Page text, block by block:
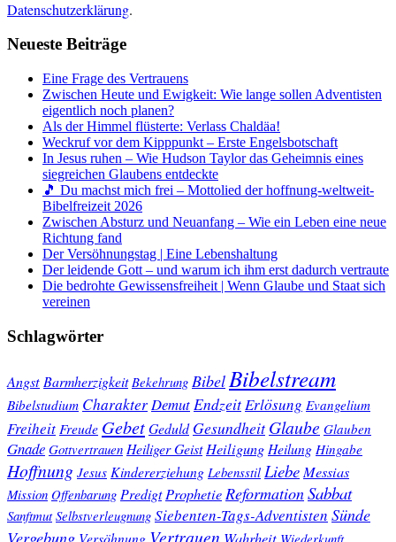
Datenschutzerklärung.
Neueste Beiträge
Eine Frage des Vertrauens
Zwischen Heute und Ewigkeit: Wie lange sollen Adventisten
eigentlich noch planen?
Als der Himmel flüsterte: Verlass Chaldäa!
Weckruf vor dem Kipppunkt – Erste Engelsbotschaft
In Jesus ruhen – Wie Hudson Taylor das Geheimnis eines
siegreichen Glaubens entdeckte
🎵 Du machst mich frei – Mottolied der hoffnung-weltweit-
Bibelfreizeit 2026
Zwischen Absturz und Neuanfang – Wie ein Leben eine neue
Richtung fand
Der Versöhnungstag | Eine Lebenshaltung
Der leidende Gott – und warum ich ihm erst dadurch vertraute
Die bedrohte Gewissensfreiheit | Wenn Glaube und Staat sich
vereinen
Schlagwörter
Angst Barmherzigkeit Bekehrung Bibel Bibelstream
Bibelstudium Charakter Demut Endzeit Erlösung Evangelium
Freiheit Freude GebetGeduld Gesundheit Glaube Glauben
Gnade Gottvertrauen Heiliger Geist Heiligung Heilung Hingabe
Hoffnung Jesus Kindererziehung Lebensstil Liebe Messias
Mission Offenbarung Predigt Prophetie ReformationSabbat
Sanftmut Selbstverleugnung Siebenten-Tags-Adventisten Sünde
Vergebung Versöhnung Vertrauen Wahrheit Wiederkunft